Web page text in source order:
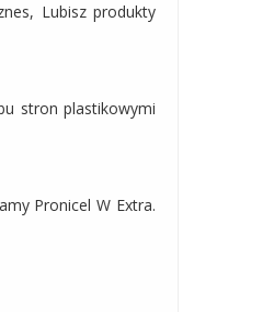
Lubisz produkty
stron plastikowymi
Pronicel W Extra.